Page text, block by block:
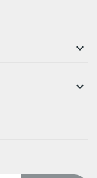

